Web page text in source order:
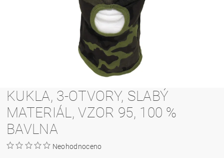
KUKLA, 3-OTVORY, SLABÝ
MATERIÁL, VZOR 95, 100 %
BAVLNA
Neohodnoceno